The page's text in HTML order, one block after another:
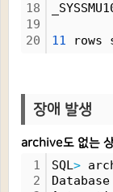
18
19
20
11 rows
장애 발생
archive도 없는
1
2
SQL>
Database